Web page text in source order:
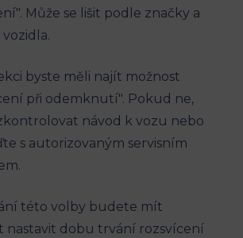
Může se lišit podle značky a
byste měli najít možnost
při odemknutí". Pokud ne,
návod k vozu nebo
s autorizovaným servisním
této volby budete mít
nastavit dobu trvání rozsvícení